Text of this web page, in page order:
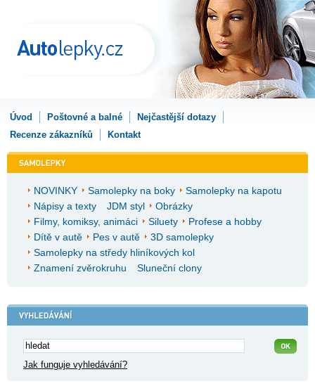
Úvod Poštovné a balné
Nejčastější dotazy
Recenze zákazníků
Kontakt
NOVINKY Samolepky na boky
Samolepky na kapotu
Nápisy a texty
JDM styl
Obrázky
Filmy, komiksy, animáci
Siluety
Profese a hobby
Dítě v autě
Pes v autě
3D samolepky
Samolepky na středy hliníkových kol
Znamení zvěrokruhu
Sluneční clony
Jak funguje vyhledávání?